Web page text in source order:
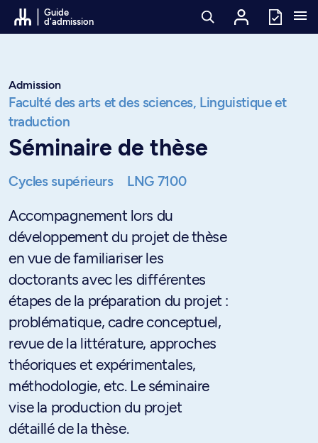
Passer au contenu
Guide
d'admission
Admission
Faculté des arts et des sciences, Linguistique et
traduction
Séminaire de thèse
Cycles supérieurs LNG 7100
Accompagnement lors du
développement du projet de thèse
en vue de familiariser les
doctorants avec les différentes
étapes de la préparation du projet :
problématique, cadre conceptuel,
revue de la littérature, approches
théoriques et expérimentales,
méthodologie, etc. Le séminaire
vise la production du projet
détaillé de la thèse.